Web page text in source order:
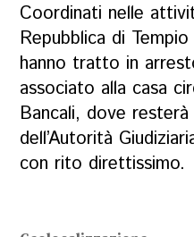
Coordinati nelle
Repubblica di
hanno tratto in
associato alla casa
Bancali, dove
dell’Autorità
con rito direttissimo.